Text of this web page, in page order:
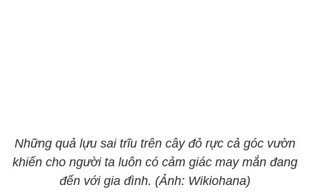
Những quả lựu sai trĩu trên cây đỏ rực cả góc vườn
khiến cho người ta luôn có cảm giác may mắn đang
đến với gia đình. (Ảnh: Wikiohana)